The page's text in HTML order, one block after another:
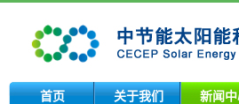
首页 关于我们 新闻中